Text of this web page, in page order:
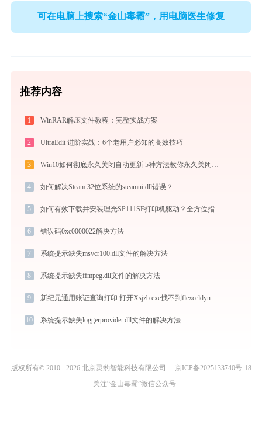
可在电脑上搜索“金山毒霸”，用电脑医生修复
推荐内容
1 WinRAR解压文件教程：完整实战方案
2 UltraEdit 进阶实战：6个老用户必知的高效技巧
3
4 如何解决Steam 32位系统的steamui.dll错误？
5 如何有效下载并安装理光SP111SF打印机驱动？全方位指导手册
6 错误码0xc0000022解决方法
7 系统提示缺失msvcr100.dll文件的解决方法
8 系统提示缺失ffmpeg.dll文件的解决方法
9
10 系统提示缺失loggerprovider.dll文件的解决方法
版权所有© 2010 - 2026 北京灵豹智能科技有限公司
京ICP备2025133740号-18
关注“金山毒霸”微信公众号